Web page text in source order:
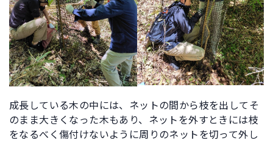
成長している木の中には、ネットの間から枝を出してそ
のまま大きくなった木もあり、ネットを外すときには枝
をなるべく傷付けないように周りのネットを切って外し